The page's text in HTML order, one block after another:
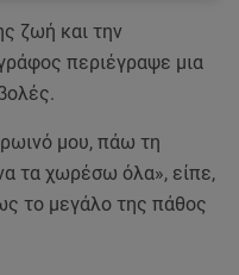
ζωή και την
περιέγραψε μια
μου, πάω τη
τα χωρέσω όλα», είπε,
το μεγάλο της πάθος